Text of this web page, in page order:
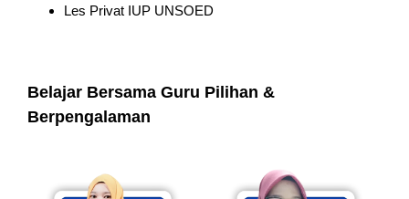
Les Privat IUP UNSOED
Belajar Bersama Guru Pilihan &
Berpengalaman